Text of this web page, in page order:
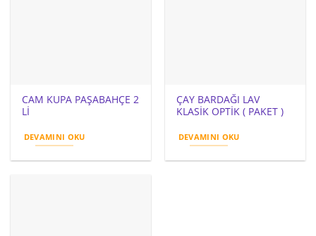
CAM KUPA PAŞABAHÇE 2
Lİ
DEVAMINI OKU
ÇAY BARDAĞI LAV
KLASİK OPTİK ( PAKET )
DEVAMINI OKU